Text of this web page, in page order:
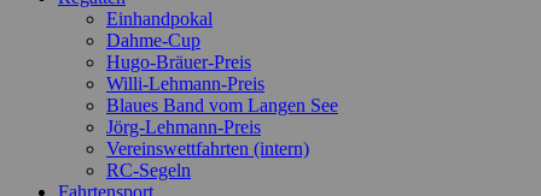
Einhandpokal
Dahme-Cup
Hugo-Bräuer-Preis
Willi-Lehmann-Preis
Blaues Band vom Langen See
Jörg-Lehmann-Preis
Vereinswettfahrten (intern)
RC-Segeln
Fahrtensport